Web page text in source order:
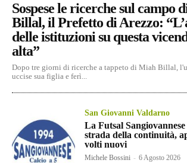
Sospese le ricerche sul campo
Billal, il Prefetto di Arezzo:
delle istituzioni su questa
alta”
Dopo tre giorni di ricerche a tappeto di Miah Billal,
uccise sua figlia e ferì...
San Giovanni Valdarno
La Futsal Sangiovannese
strada della continuità,
volti nuovi
Michele Bossini - 6 Agosto 2026